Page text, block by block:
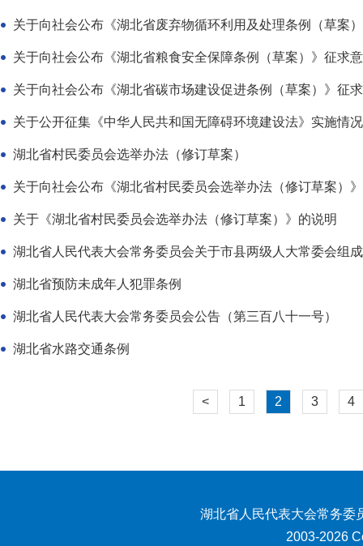
关于向社会公布《湖北省废弃物循环利用及处理条例（草案
关于向社会公布《湖北省粮食安全保障条例（草案）》征求
关于向社会公布《湖北省碳市场建设促进条例（草案）》征
关于公开征集《中华人民共和国无障碍环境建设法》实施情
湖北省村民委员会选举办法（修订草案）
关于向社会公布《湖北省村民委员会选举办法（修订草案）
关于《湖北省村民委员会选举办法（修订草案）》的说明
湖北省人民代表大会常务委员会关于市县两级人大常委会组
湖北省预防未成年人犯罪条例
湖北省人民代表大会常务委员会公告（第三百八十一号）
湖北省水路交通条例
< 1 2 3 4
湖北省人民代表大会常务委
2003-2026